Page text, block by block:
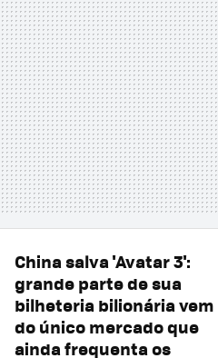
China salva 'Avatar 3':
grande parte de sua
bilheteria bilionária vem
do único mercado que
ainda frequenta os